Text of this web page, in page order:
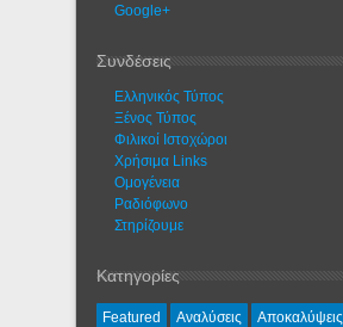
Google+
Συνδέσεις
Ελληνικός Τύπος
Ξένος Τύπος
Φιλικοί Ιστοχώροι
Χρήσιμα Links
Ομογένεια
Ραδιόφωνο
Στηρίζουμε
Κατηγορίες
Featured Αναλύσεις Αποκαλύψεις